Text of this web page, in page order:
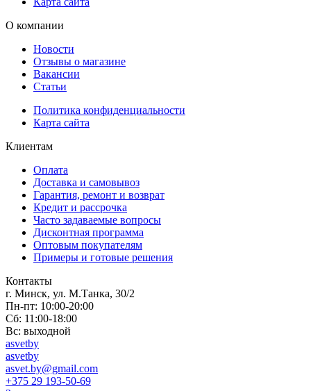
О компании
Новости
Отзывы о магазине
Вакансии
Статьи
Политика конфиденциальности
Карта сайта
Клиентам
Оплата
Доставка и самовывоз
Гарантия, ремонт и возврат
Кредит и рассрочка
Часто задаваемые вопросы
Дисконтная программа
Оптовым покупателям
Примеры и готовые решения
Контакты
г. Минск, ул. М.Танка, 30/2
Пн-пт: 10:00-20:00
Сб: 11:00-18:00
Вс: выходной
asvetby
asvetby
asvet.by@gmail.com
+375 29 193-50-69